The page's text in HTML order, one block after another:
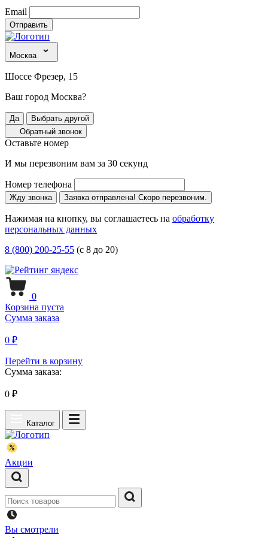
Email
Отправить
Москва
Шоссе Фрезер, 15
Ваш город Москва?
Да
Выбрать другой
Обратный звонок
Оставьте номер
И мы перезвоним вам за 30 секунд
Номер телефона
Жду звонка Заявка отправлена! Скоро перезвоним.
Нажимая на кнопку, вы соглашаетесь на обработку
персональных данных
8 (800) 200-25-55 (с 8 до 20)
0
Корзина пуста
Сумма заказа
0 ₽
Перейти в корзину
Сумма заказа:
0 ₽
Каталог
Акции
Вы смотрели